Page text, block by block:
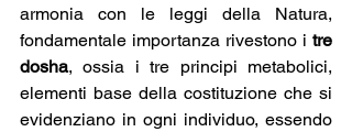
armonia con le leggi della Natura,
fondamentale importanza rivestono i tre
dosha, ossia i tre principi metabolici,
elementi base della costituzione che si
evidenziano in ogni individuo, essendo